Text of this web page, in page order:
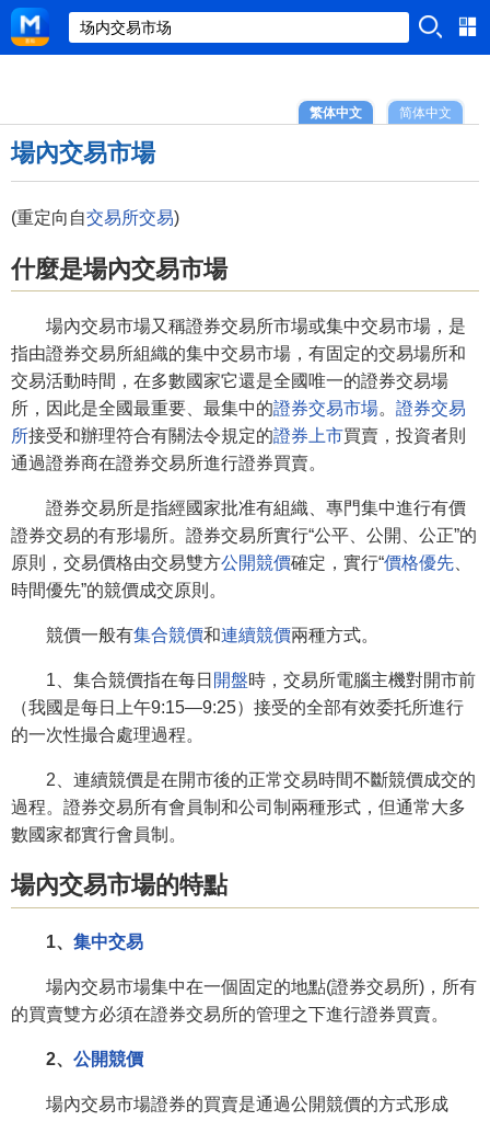
简体中文
繁体中文
場內交易市場
(重定向自交易所交易)
什麼是場內交易市場
場內交易市場又稱證券交易所市場或集中交易市場，是
指由證券交易所組織的集中交易市場，有固定的交易場所和
交易活動時間，在多數國家它還是全國唯一的證券交易場
所，因此是全國最重要、最集中的證券交易市場。 證券交易
所接受和辦理符合有關法令規定的證券 上市買賣，投資者則
通過證券商在證券交易所進行證券買賣。
證券交易所是指經國家批准有組織、專門集中進行有價
證券交易的有形場所。證券交易所實行“公平、公開、公正”的
原則，交易價格由交易雙方公開競價確定，實行“價格優先
時間優先”的競價成交原則。
競價一般有集合競價和連續競價兩種方式。
1、集合競價指在每日 開盤時，交易所電腦主機對開市前
（我國是每日上午9:15—9:25）接受的全部有效委托所進行
的一次性撮合處理過程。
2、連續競價是在開市後的正常交易時間不斷競價成交的
過程。證券交易所有會員制和公司制兩種形式，但通常大多
數國家都實行會員制。
場內交易市場的特點
1、 集中交易
場內交易市場集中在一個固定的地點(證券交易所)，所有
的買賣雙方必須在證券交易所的管理之下進行證券買賣。
2、 公開競價
場內交易市場證券的買賣是通過公開競價的方式形成